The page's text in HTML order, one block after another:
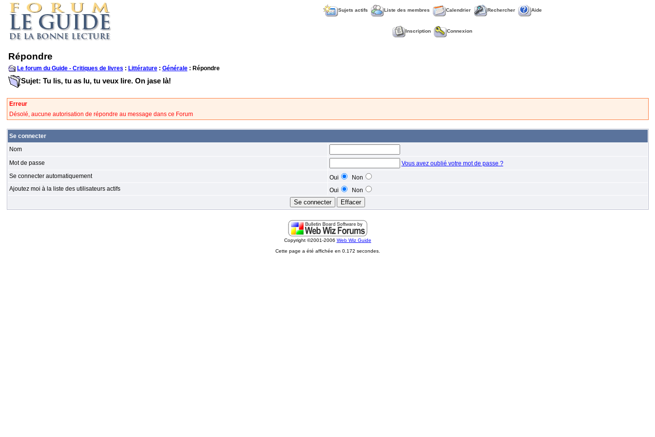
Sujets actifs Liste des membres Calendrier Rechercher Aide
Inscription Connexion
Répondre
Le forum du Guide - Critiques de livres : Littérature: Générale: Répondre
Sujet: Tu lis, tu as lu, tu veux lire. On jase là!
Erreur
Désolé, aucune autorisation de répondre au message dans ce Forum
Se connecter
Nom
Mot de passe
Vous avez oublié votre mot de passe ?
Se connecter automatiquement
Oui
Non
Ajoutez moi à la liste des utilisateurs actifs
Oui Non
Copyright ©2001-2006 Web Wiz Guide
Cette page a été affichée en 0.172 secondes.